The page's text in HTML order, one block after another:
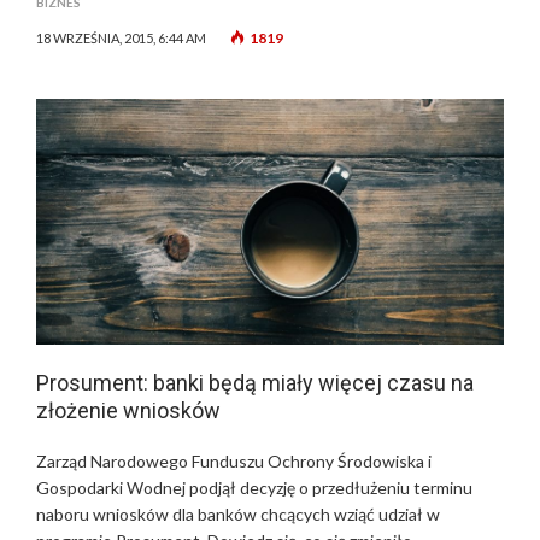
BIZNES
18 WRZEŚNIA, 2015, 6:44 AM 1819
Prosument: banki będą miały więcej czasu na
złożenie wniosków
Zarząd Narodowego Funduszu Ochrony Środowiska i
Gospodarki Wodnej podjął decyzję o przedłużeniu terminu
naboru wniosków dla banków chcących wziąć udział w